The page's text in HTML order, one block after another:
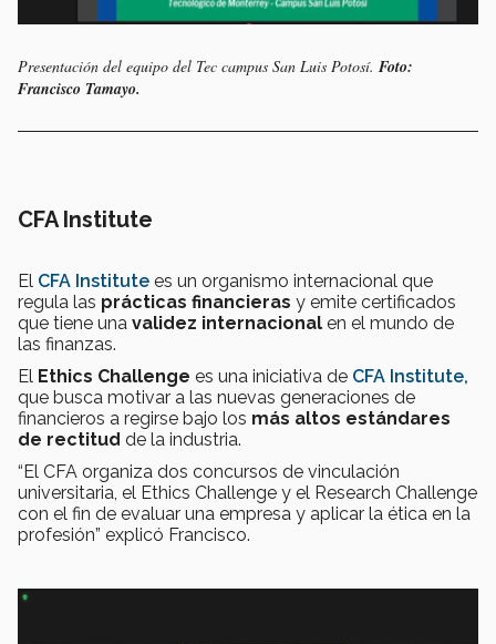
Presentación del equipo del Tec campus San Luis Potosí. Foto:
Francisco Tamayo.
CFA Institute
El CFA Institute es un organismo internacional que
regula las prácticas financieras y emite certificados
que tiene una validez internacional en el mundo de
las finanzas.
El Ethics Challenge es una iniciativa de CFA Institute,
que busca motivar a las nuevas generaciones de
financieros a regirse bajo los más altos estándares
de rectitud de la industria.
“El CFA organiza dos concursos de vinculación
universitaria, el Ethics Challenge y el Research Challenge
con el fin de evaluar una empresa y aplicar la ética en la
profesión” explicó Francisco.